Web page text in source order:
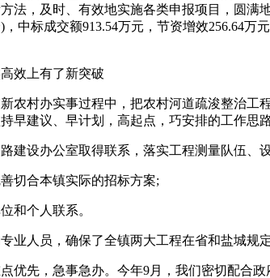
法，及时、有效地实施各类申报项目，圆满
中标成交额913.54万元，节资增效256.64
效上有了新突破
农村办实事过程中，把农村河道疏浚整治工
早建议、早计划，高起点，巧安排的工作思路
建设办公室取得联系，落实工程测量队伍、
切合本镇实际的招标方案;
和个人联系。
业人员，确保了全镇两大工程在省和盐城规
优先，急事急办。今年9月，我们密切配合